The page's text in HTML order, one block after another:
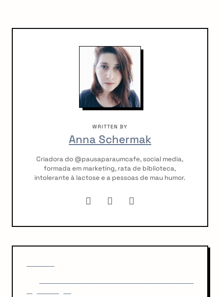
WRITTEN BY
Anna Schermak
Criadora do @pausaparaumcafe, social media,
formada em marketing, rata de biblioteca,
intolerante à lactose e a pessoas de mau humor.
P